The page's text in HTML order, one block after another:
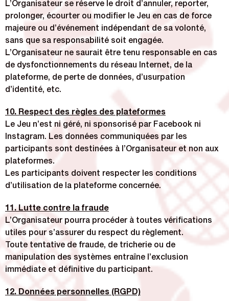
L’Organisateur se réserve le droit d’annuler, reporter,
prolonger, écourter ou modifier le Jeu en cas de force
majeure ou d’événement indépendant de sa volonté,
sans que sa responsabilité soit engagée.
L’Organisateur ne saurait être tenu responsable en cas
de dysfonctionnements du réseau Internet, de la
plateforme, de perte de données, d’usurpation
d’identité, etc.
10. Respect des règles des plateformes
Le Jeu n’est ni géré, ni sponsorisé par Facebook ni
Instagram. Les données communiquées par les
participants sont destinées à l’Organisateur et non aux
plateformes.
Les participants doivent respecter les conditions
d’utilisation de la plateforme concernée.
11. Lutte contre la fraude
L’Organisateur pourra procéder à toutes vérifications
utiles pour s’assurer du respect du règlement.
Toute tentative de fraude, de tricherie ou de
manipulation des systèmes entraîne l’exclusion
immédiate et définitive du participant.
12. Données personnelles (RGPD)